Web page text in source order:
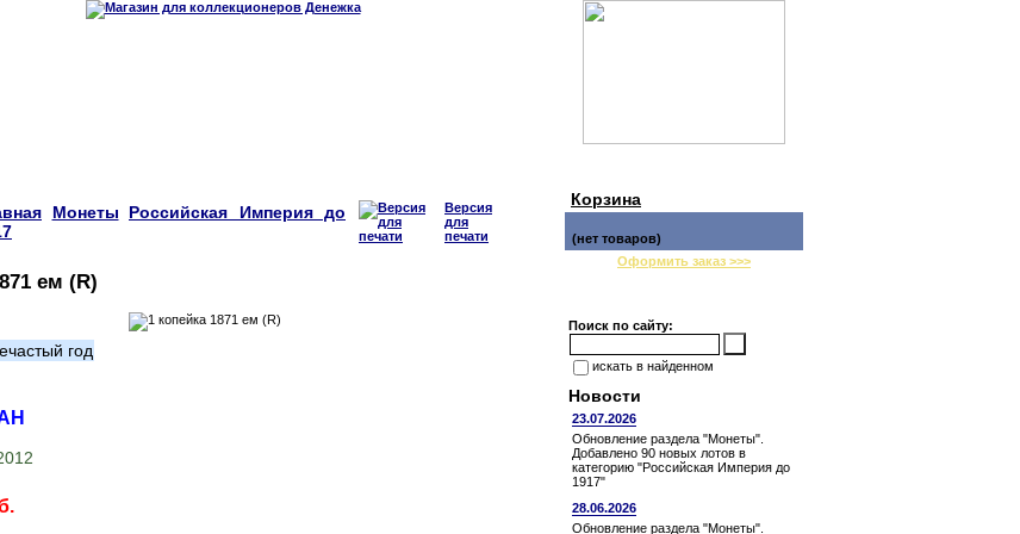
Монеты
Российская Империя до
Версия
для
печати
ем (R)
год
Корзина
(нет товаров)
Оформить заказ >>>
Поиск по сайту:
искать в найденном
Новости
23.07.2026
Обновление раздела "Монеты".
Добавлено 90 новых лотов в
категорию "Российская Империя до
1917"
28.06.2026
Обновление раздела "Монеты".